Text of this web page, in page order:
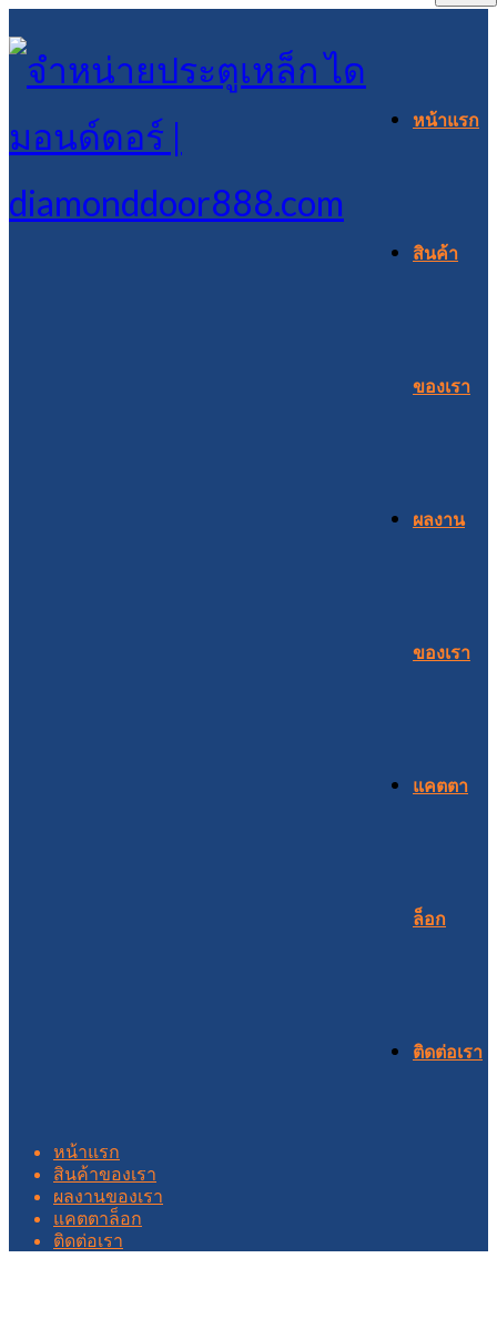
หน้าแรก
สินค้า
ของเรา
ผลงาน
ของเรา
แคตตา
ล็อก
ติดต่อเรา
หน้าแรก
สินค้าของเรา
ผลงานของเรา
แคตตาล็อก
ติดต่อเรา